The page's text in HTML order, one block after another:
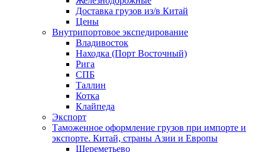
Доставка грузов из/в Китай
Цены
Внутрипортовое экспедирование
Владивосток
Находка (Порт Восточный)
Рига
СПБ
Таллин
Котка
Клайпеда
Экспорт
Таможенное оформление грузов при импорте и
экспорте. Китай, страны Азии и Европы
Шереметьево